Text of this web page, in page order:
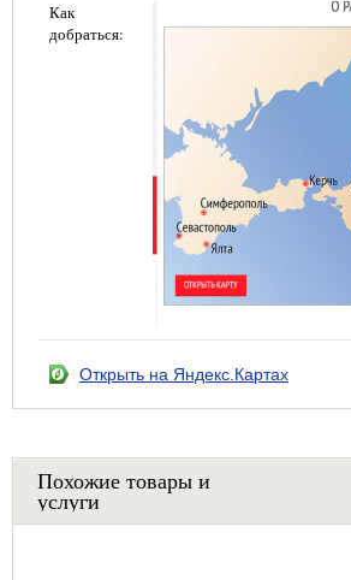
Как
добраться:
Открыть на Яндекс.Картах
Похожие товары и
услуги